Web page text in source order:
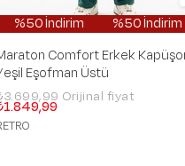
%50 İndirim
%50 İndirim %50 İndirim
%50 İndirim
Comfort Erkek
Eşofman Üstü